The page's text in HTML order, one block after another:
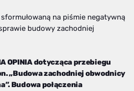
na piśmie negatywną
budowy zachodniej
OPINIA dotycząca przebiegu
„Budowa zachodniej obwodnicy
Budowa połączenia